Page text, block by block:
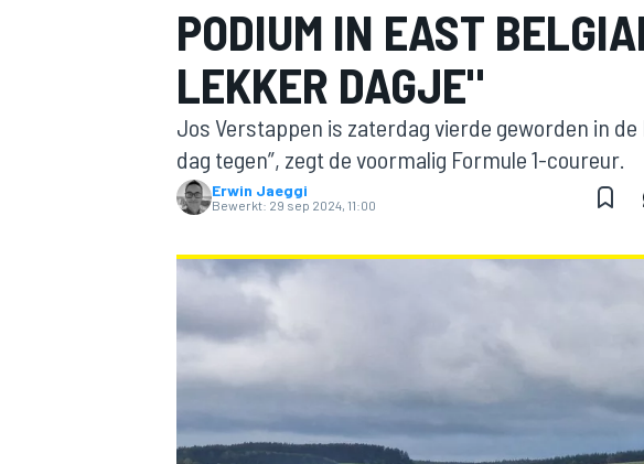
PODIUM IN EAST
LEKKER DAGJE"
Jos Verstappen is zaterdag vierde geworden in de
dag tegen”, zegt de voormalig Formule 1-coureur.
Erwin Jaeggi
Bewerkt: 29 sep 2024, 11:00